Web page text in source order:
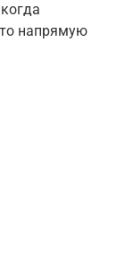
напрямую